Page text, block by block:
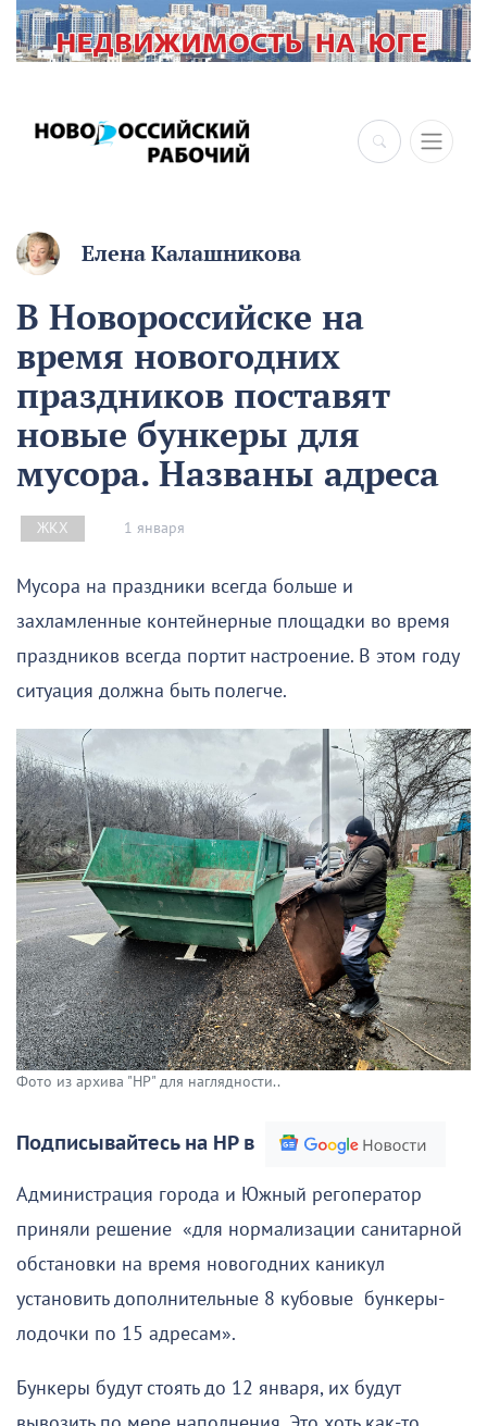
×
Елена Калашникова
В Новороссийске на
время новогодних
праздников поставят
новые бункеры для
мусора. Названы адреса
ЖКХ 1 января
Мусора на праздники всегда больше и
захламленные контейнерные площадки во время
праздников всегда портит настроение. В этом году
ситуация должна быть полегче.
Фото из архива "НР" для наглядности..
Подписывайтесь на НР в
Администрация города и Южный регоператор
приняли решение «для нормализации санитарной
обстановки на время новогодних каникул
установить дополнительные 8 кубовые бункеры-
лодочки по 15 адресам».
Бункеры будут стоять до 12 января, их будут